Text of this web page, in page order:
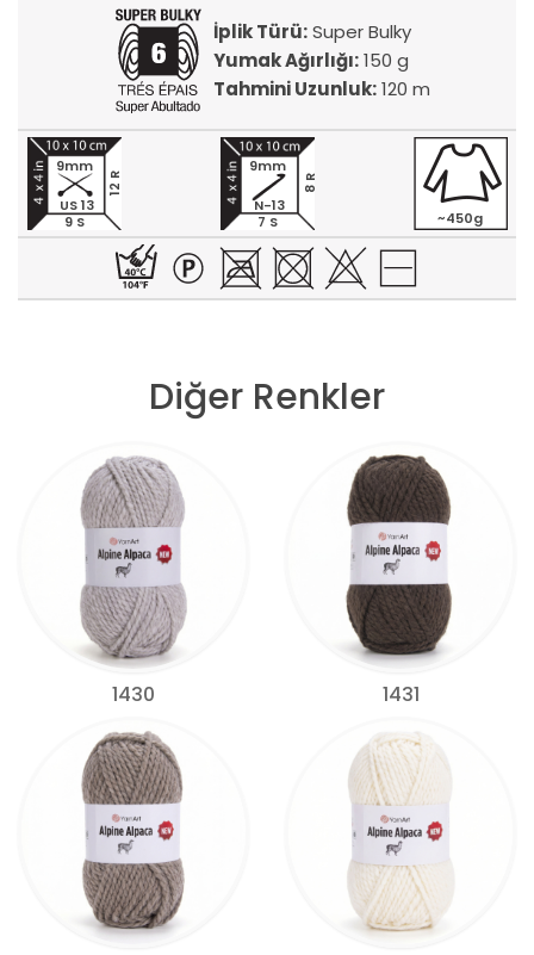
İplik Türü:Super Bulky
Yumak Ağırlığı:150 g
Tahmini Uzunluk:120 m
9 S
12 R
9mm
US 13
7 S
8 R
9mm
N-13
~450g
Diğer Renkler
1430 1431